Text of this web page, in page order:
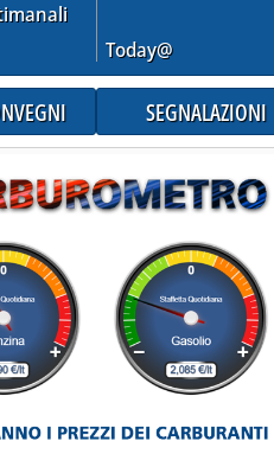
Today@
SEGNALAZIONI